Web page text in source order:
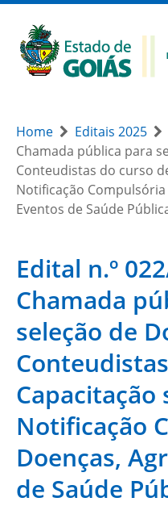
Home Editais 2025
Chamada pública para
Conteudistas do curso
Notificação
Eventos de Saúde
Edital n.º
Chamada
seleção de
Capacitação
Notificação
Doenças,
de Saúde